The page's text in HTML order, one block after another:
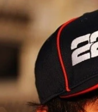
ホンダがともにF1チャ
年目は表彰台ゼロと不本
アロンソだが、2013年